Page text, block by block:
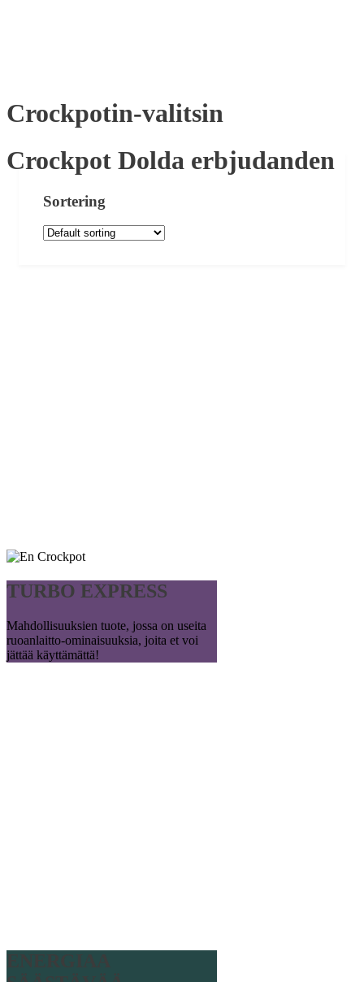
Crockpotin-valitsin
Crockpot Dolda erbjudanden
Sortering
TURBO EXPRESS
Mahdollisuuksien tuote, jossa on useita
ruoanlaitto-ominaisuuksia, joita et voi
jättää käyttämättä!